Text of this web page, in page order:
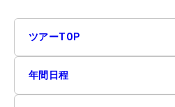
ツアーTOP
年間日程